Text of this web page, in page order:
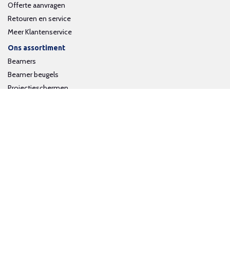
Offerte aanvragen
Retouren en service
Meer Klantenservice
Ons assortiment
Beamers
Beamer beugels
Projectieschermen